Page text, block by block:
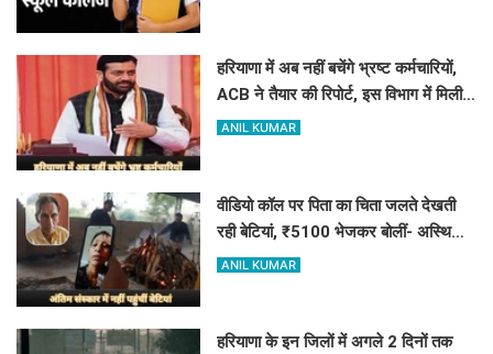
हरियाणा में अब नहीं बचेंगे भ्रष्ट कर्मचारियों,
ACB ने तैयार की रिपोर्ट, इस विभाग में मिली
सबसे अधिक शिकायत
ANIL KUMAR
वीडियो कॉल पर पिता का चिता जलते देखती
रही बेटियां, ₹5100 भेजकर बोलीं- अस्थियां
भी बहा देना
ANIL KUMAR
हरियाणा के इन जिलों में अगले 2 दिनों तक